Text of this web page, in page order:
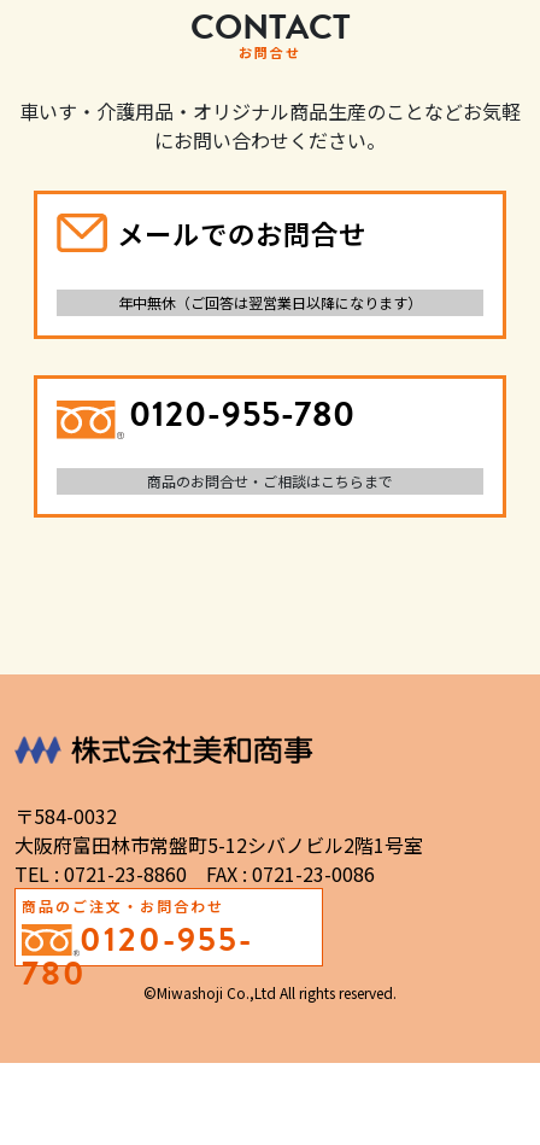
CONTACT
お問合せ
車いす・介護用品・オリジナル商品生産のことなどお気軽
にお問い合わせください。
メールでのお問合せ
年中無休（ご回答は翌営業日以降になります）
0120-955-780
商品のお問合せ・ご相談はこちらまで
〒584-0032
大阪府富田林市常盤町5-12シバノビル2階1号室
TEL : 0721-23-8860 FAX : 0721-23-0086
商品のご注文・お問合わせ
0120-955-
780 ©Miwashoji Co.,Ltd All rights reserved.